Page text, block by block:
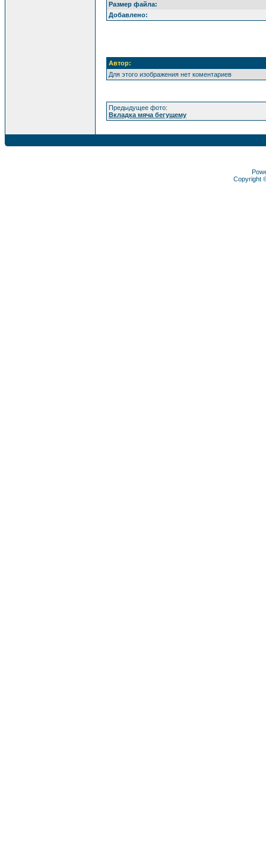
Размер файла:
Добавлено:
Автор:
Для этого изображения нет коментариев
Предыдущее фото:
Вкладка мяча бегущему
Copyright